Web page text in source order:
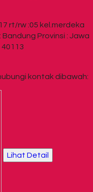
rt/rw :05 kel.merdeka
Provinsi : Jawa
kontak dibawah:
Lihat Detail